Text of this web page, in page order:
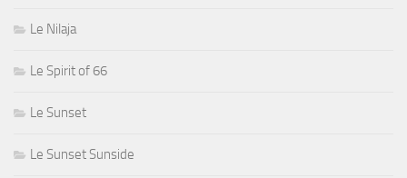
Le Nilaja
Le Spirit of 66
Le Sunset
Le Sunset Sunside